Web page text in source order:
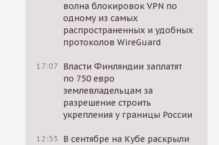
волна блокировок VPN по
одному из самых
распространенных и удобных
протоколов WireGuard
17:07 Власти Финляндии заплатят
по 750 евро
землевладельцам за
разрешение строить
укрепления у границы России
12:53
В сентябре на Кубе раскрыли